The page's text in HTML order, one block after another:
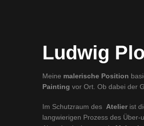
Ludwig
Meine malerische Position
Painting vor Ort. Ob dabei der
Im Schutzraum des Atelierist
langwierigen Prozess des Über-